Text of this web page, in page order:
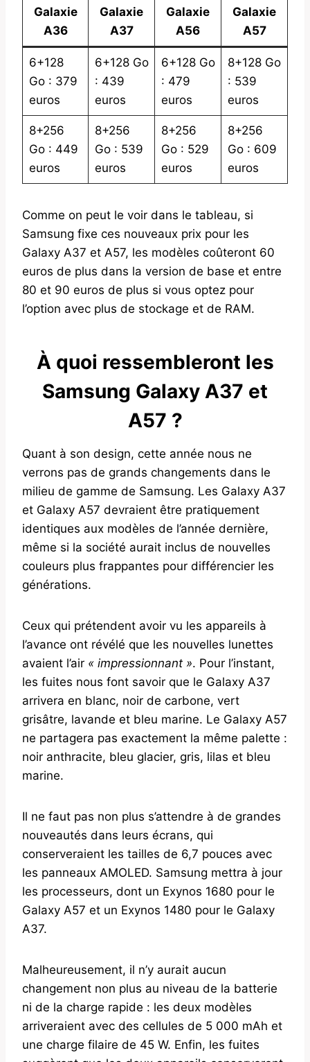
Galaxie
A36
Galaxie
A37
Galaxie
A56
Galaxie
A57
6+128
Go : 379
euros
6+128 Go
: 439
euros
6+128 Go
: 479
euros
8+128 Go
: 539
euros
8+256
Go : 449
euros
8+256
Go : 539
euros
8+256
Go : 529
euros
8+256
Go : 609
euros
Comme on peut le voir dans le tableau, si
Samsung fixe ces nouveaux prix pour les
Galaxy A37 et A57, les modèles coûteront 60
euros de plus dans la version de base et entre
80 et 90 euros de plus si vous optez pour
l’option avec plus de stockage et de RAM.
À quoi ressembleront les
Samsung Galaxy A37 et
A57 ?
Quant à son design, cette année nous ne
verrons pas de grands changements dans le
milieu de gamme de Samsung. Les Galaxy A37
et Galaxy A57 devraient être pratiquement
identiques aux modèles de l’année dernière,
même si la société aurait inclus de nouvelles
couleurs plus frappantes pour différencier les
générations.
Ceux qui prétendent avoir vu les appareils à
l’avance ont révélé que les nouvelles lunettes
avaient l’air « impressionnant ». Pour l’instant,
les fuites nous font savoir que le Galaxy A37
arrivera en blanc, noir de carbone, vert
grisâtre, lavande et bleu marine. Le Galaxy A57
ne partagera pas exactement la même palette :
noir anthracite, bleu glacier, gris, lilas et bleu
marine.
Il ne faut pas non plus s’attendre à de grandes
nouveautés dans leurs écrans, qui
conserveraient les tailles de 6,7 pouces avec
les panneaux AMOLED. Samsung mettra à jour
les processeurs, dont un Exynos 1680 pour le
Galaxy A57 et un Exynos 1480 pour le Galaxy
A37.
Malheureusement, il n’y aurait aucun
changement non plus au niveau de la batterie
ni de la charge rapide : les deux modèles
arriveraient avec des cellules de 5 000 mAh et
une charge filaire de 45 W. Enfin, les fuites